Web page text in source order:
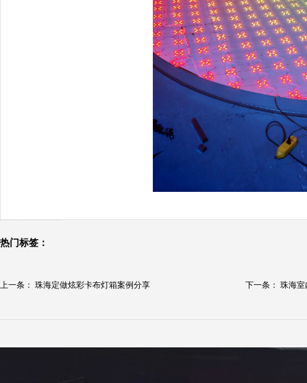
热门标签：
上一条： 珠海定做炫彩卡布灯箱案例分享 下一条： 珠海室